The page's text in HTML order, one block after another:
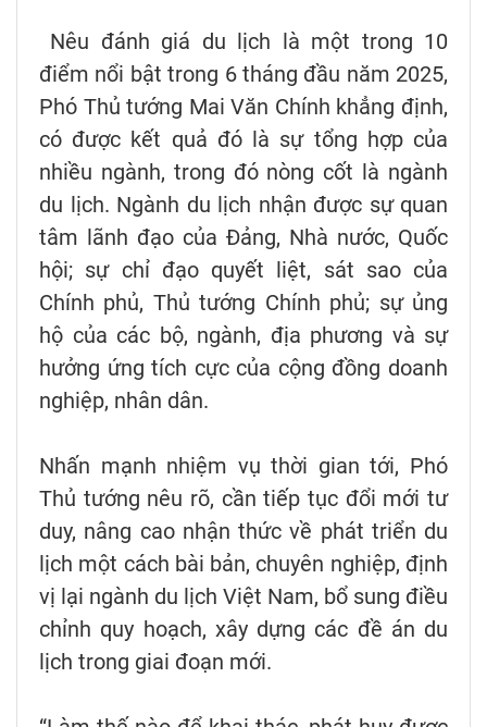
Nêu đánh giá du lịch là một trong 10
điểm nổi bật trong 6 tháng đầu năm 2025,
Phó Thủ tướng Mai Văn Chính khẳng định,
có được kết quả đó là sự tổng hợp của
nhiều ngành, trong đó nòng cốt là ngành
du lịch. Ngành du lịch nhận được sự quan
tâm lãnh đạo của Đảng, Nhà nước, Quốc
hội; sự chỉ đạo quyết liệt, sát sao của
Chính phủ, Thủ tướng Chính phủ; sự ủng
hộ của các bộ, ngành, địa phương và sự
hưởng ứng tích cực của cộng đồng doanh
nghiệp, nhân dân.
Nhấn mạnh nhiệm vụ thời gian tới, Phó
Thủ tướng nêu rõ, cần tiếp tục đổi mới tư
duy, nâng cao nhận thức về phát triển du
lịch một cách bài bản, chuyên nghiệp, định
vị lại ngành du lịch Việt Nam, bổ sung điều
chỉnh quy hoạch, xây dựng các đề án du
lịch trong giai đoạn mới.